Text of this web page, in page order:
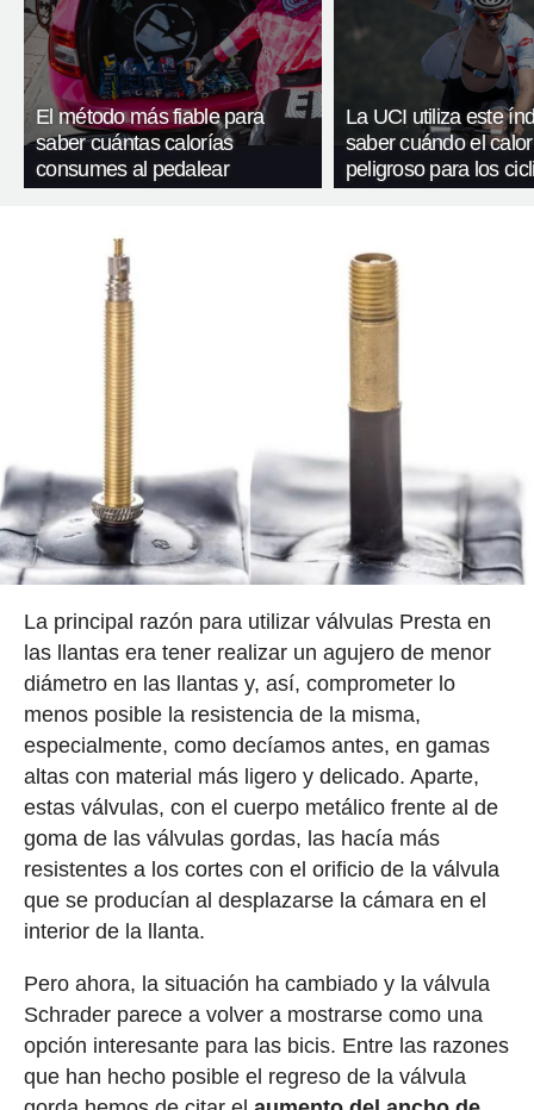
El método más fiable para
saber cuántas calorías
consumes al pedalear
La UCI utiliza este
saber cuándo el
peligroso para los
La principal razón para utilizar válvulas Presta en
las llantas era tener realizar un agujero de menor
diámetro en las llantas y, así, comprometer lo
menos posible la resistencia de la misma,
especialmente, como decíamos antes, en gamas
altas con material más ligero y delicado. Aparte,
estas válvulas, con el cuerpo metálico frente al de
goma de las válvulas gordas, las hacía más
resistentes a los cortes con el orificio de la válvula
que se producían al desplazarse la cámara en el
interior de la llanta.
Pero ahora, la situación ha cambiado y la válvula
Schrader parece a volver a mostrarse como una
opción interesante para las bicis. Entre las razones
que han hecho posible el regreso de la válvula